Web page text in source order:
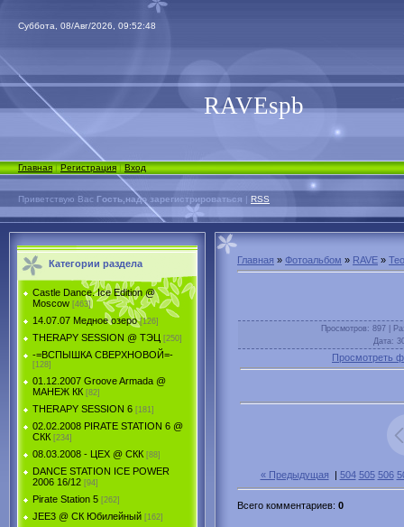
Суббота, 08/Авг/2026, 09:52:48
RAVEspb
Главная|Регистрация|Вход
Приветствую Вас Гость,надо зарегистрироваться | RSS
Категории раздела
Castle Dance. Ice Еdition @
Moscow [463]
14.07.07 Медное озеро [126]
THERAPY SESSION @ ТЭЦ [250]
-=ВСПЫШКА СВЕРХНОВОЙ=-
[128]
01.12.2007 Groove Armada @
МАНЕЖ КК [82]
THERAPY SESSION 6 [181]
02.02.2008 PIRATE STATION 6 @
СКК [234]
08.03.2008 - ЦЕХ @ СКК [88]
DANCE STATION ICE POWER
2006 16/12 [94]
Pirate Station 5 [262]
JEE3 @ СК Юбилейный [162]
Главная » Фотоальбом » RAVE »
Просмотров: 897 |
Дата :
Просмотреть
« Предыдущая | 504 505 506
Всего комментариев: 0